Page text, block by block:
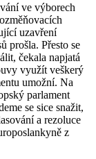
ve výborech
uzavření
prošla. Přesto se
čekala napjatá
využít veškerý
umožní. Na
parlament
se sice snažit,
a rezoluce
z